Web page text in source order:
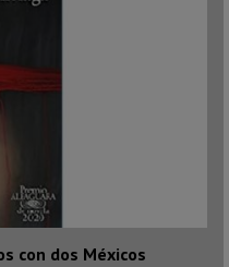
con dos Méxicos